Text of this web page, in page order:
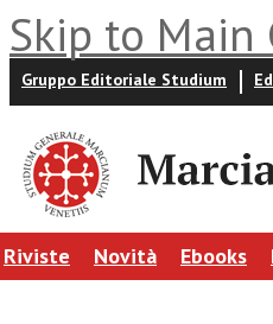
Skip to Main
Gruppo Editoriale Studium
Riviste Novità Ebooks